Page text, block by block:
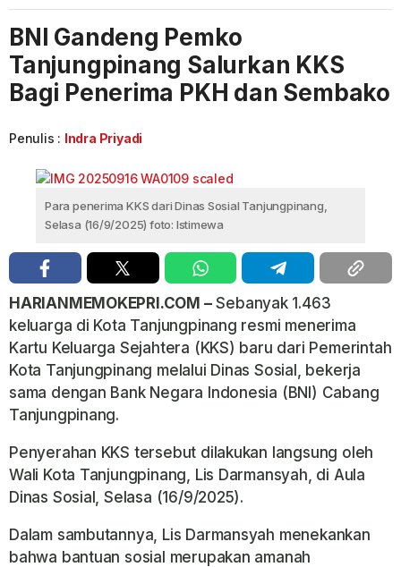
BNI Gandeng Pemko
Tanjungpinang Salurkan KKS
Bagi Penerima PKH dan Sembako
Penulis : Indra Priyadi
Para penerima KKS dari Dinas Sosial Tanjungpinang,
Selasa (16/9/2025) foto: Istimewa
HARIANMEMOKEPRI.COM –Sebanyak 1.463
keluarga di Kota Tanjungpinang resmi menerima
Kartu Keluarga Sejahtera (KKS) baru dari Pemerintah
Kota Tanjungpinang melalui Dinas Sosial, bekerja
sama dengan Bank Negara Indonesia (BNI) Cabang
Tanjungpinang.
Penyerahan KKS tersebut dilakukan langsung oleh
Wali Kota Tanjungpinang, Lis Darmansyah, di Aula
Dinas Sosial, Selasa (16/9/2025).
Dalam sambutannya, Lis Darmansyah menekankan
bahwa bantuan sosial merupakan amanah